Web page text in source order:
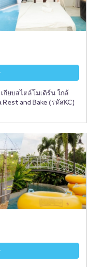
กียบสไตล์โมเดิร์น ใกล้
and Bake (รหัสKC)